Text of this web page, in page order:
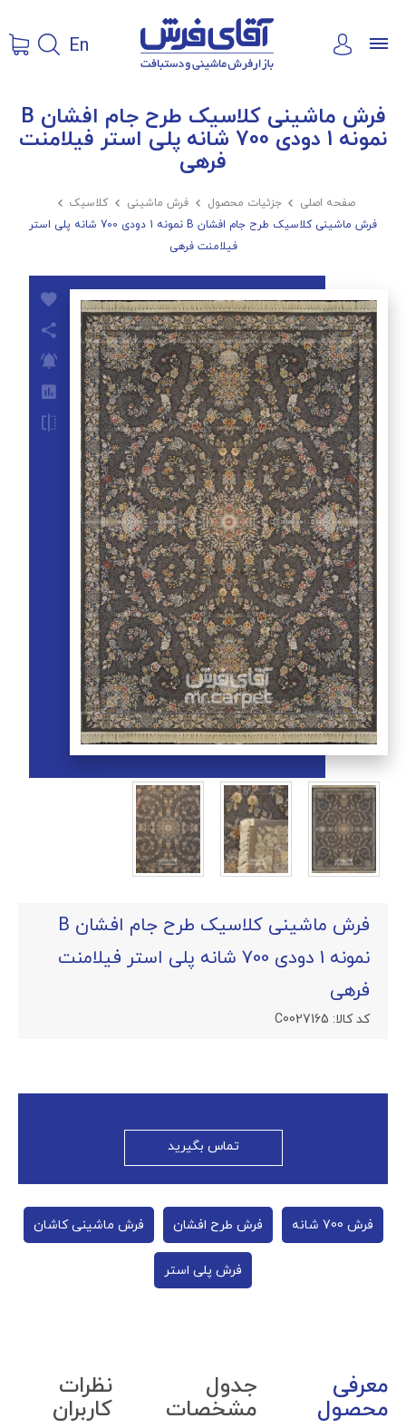
En
فرش ماشینی کلاسیک طرح جام افشان B
نمونه 1 دودی 700 شانه پلی استر فیلامنت
فرهی
صفحه اصلی  جزئیات محصول  فرش ماشینی  کلاسیک 
فرش ماشینی کلاسیک طرح جام افشان B نمونه 1 دودی 700 شانه پلی استر
فیلامنت فرهی
فرش ماشینی کلاسیک طرح جام افشان B
نمونه 1 دودی 700 شانه پلی استر فیلامنت
فرهی
کد کالا: C0027165
تماس بگیرید
فرش 700 شانه فرش طرح افشان فرش ماشینی کاشان
فرش پلی استر
معرفی
محصول
جدول
مشخصات
نظرات
کاربران